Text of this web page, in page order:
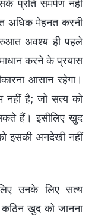
उनके लिए सत्य
खुद को जानना